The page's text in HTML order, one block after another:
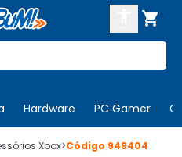

Hardware PC Gamer
Xbox>Código 949404